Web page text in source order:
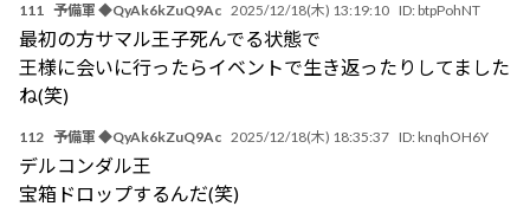
111 予備軍 ◆QyAk6kZuQ9Ac 2025/12/18(木) 13:19:10 ID: btpPohNT
最初の方サマル王子死んでる状態で
王様に会いに行ったらイベントで生き返ったりしてました
ね(笑)
112 予備軍 ◆QyAk6kZuQ9Ac 2025/12/18(木) 18:35:37 ID: knqhOH6Y
デルコンダル王
宝箱ドロップするんだ(笑)